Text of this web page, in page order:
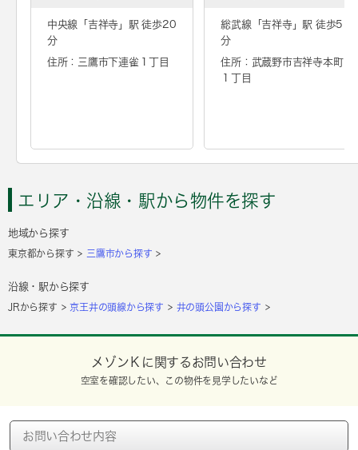
中央線「 吉祥寺 」駅 徒歩20
分
住所：三鷹市下連雀１丁目
総武線「 吉祥寺」駅 徒歩5
分
住所：武蔵野市吉祥寺本町
１丁目
エリア・沿線・駅から物件を探す
地域から探す
東京都から探す 三鷹市から探す
沿線・駅から探す
JRから探す 京王井の頭線から探す 井の頭公園から探す
メゾンＫに関するお問い合わせ
空室を確認したい、この物件を見学したいなど